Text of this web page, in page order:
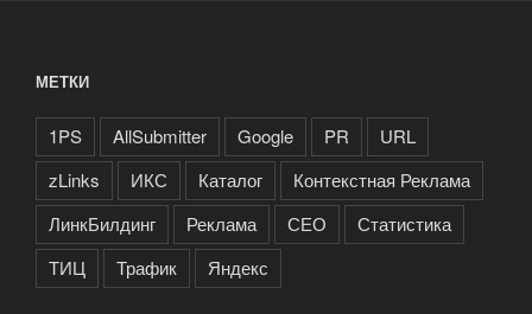
МЕТКИ
1PS AllSubmitter Google PR
URL
zLinks
ИКС Каталог
Контекстная Реклама
ЛинкБилдинг
Реклама СЕО
Статистика
ТИЦ
Трафик Яндекс